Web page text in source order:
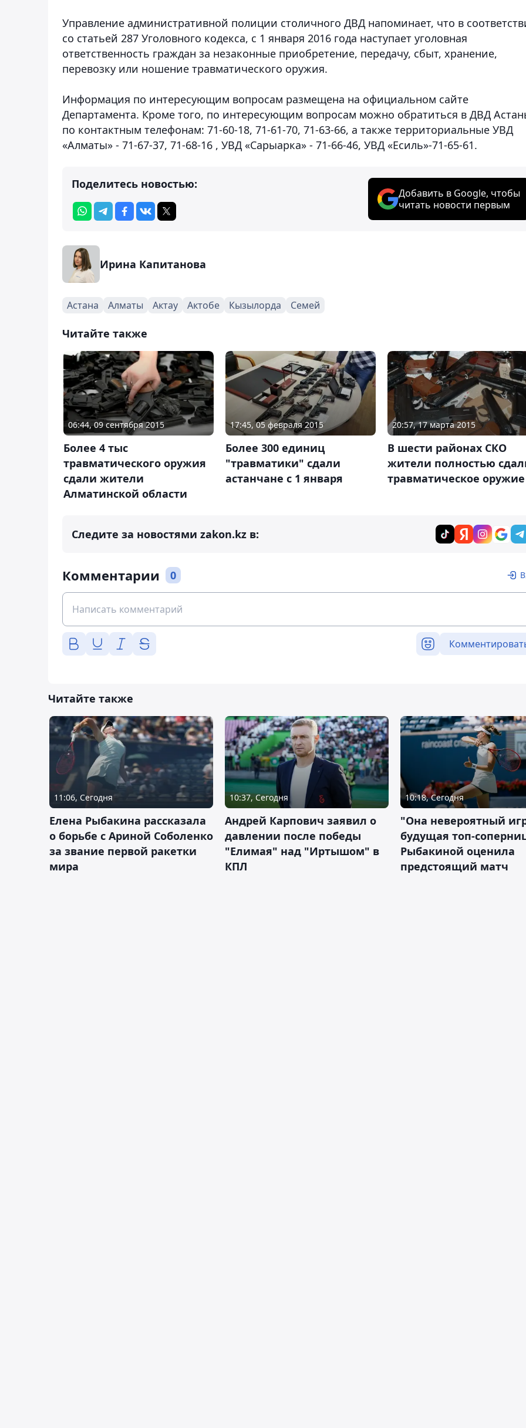
Управление административной полиции столичного ДВД напоминает, что в
со статьей 287 Уголовного кодекса, с 1 января 2016 года наступает уголовная
ответственность граждан за незаконные приобретение, передачу, сбыт, хранение,
перевозку или ношение травматического оружия.
Информация по интересующим вопросам размещена на официальном сайте
Департамента. Кроме того, по интересующим вопросам можно обратиться в ДВД
по контактным телефонам: 71-60-18, 71-61-70, 71-63-66, а также территориальные УВД
«Алматы» - 71-67-37, 71-68-16 , УВД «Сарыарка» - 71-66-46, УВД «Есиль»-71-65-61.
Поделитесь новостью:
Добавить в Google, чтобы
читать новости первым
Ирина Капитанова
Астана Алматы Актау Актобе Кызылорда Семей
Читайте также
06:44, 09 сентября 2015
Более 4 тыс
травматического оружия
сдали жители
Алматинской области
17:45, 05 февраля 2015
Более 300 единиц
"травматики" сдали
астанчане с 1 января
20:57, 17 марта 2015
В шести районах СКО
жители полностью
травматическое оружие
Следите за новостями zakon.kz в:
Комментарии 0
Читайте также
11:06, Сегодня
Елена Рыбакина рассказала
о борьбе с Ариной Соболенко
за звание первой ракетки
мира
10:37, Сегодня
Андрей Карпович заявил о
давлении после победы
"Елимая" над "Иртышом" в
КПЛ
10:18, Сегодня
"Она невероятный
будущая топ-
Рыбакиной оценила
предстоящий матч